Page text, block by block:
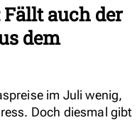
auch der
dem
im Juli wenig,
Doch diesmal gibt